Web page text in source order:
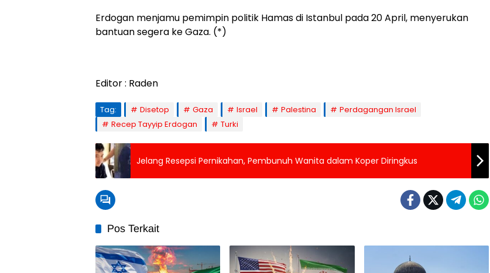
Erdogan menjamu pemimpin politik Hamas di Istanbul pada 20 April, menyerukan
bantuan segera ke Gaza. (*)
Editor : Raden
Tag: Disetop Gaza Israel Palestina
Perdagangan Israel
Recep Tayyip Erdogan
Turki
Jelang Resepsi Pernikahan, Pembunuh Wanita dalam Koper Diringkus
Pos Terkait